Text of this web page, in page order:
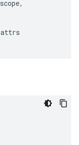
scope,
attrs